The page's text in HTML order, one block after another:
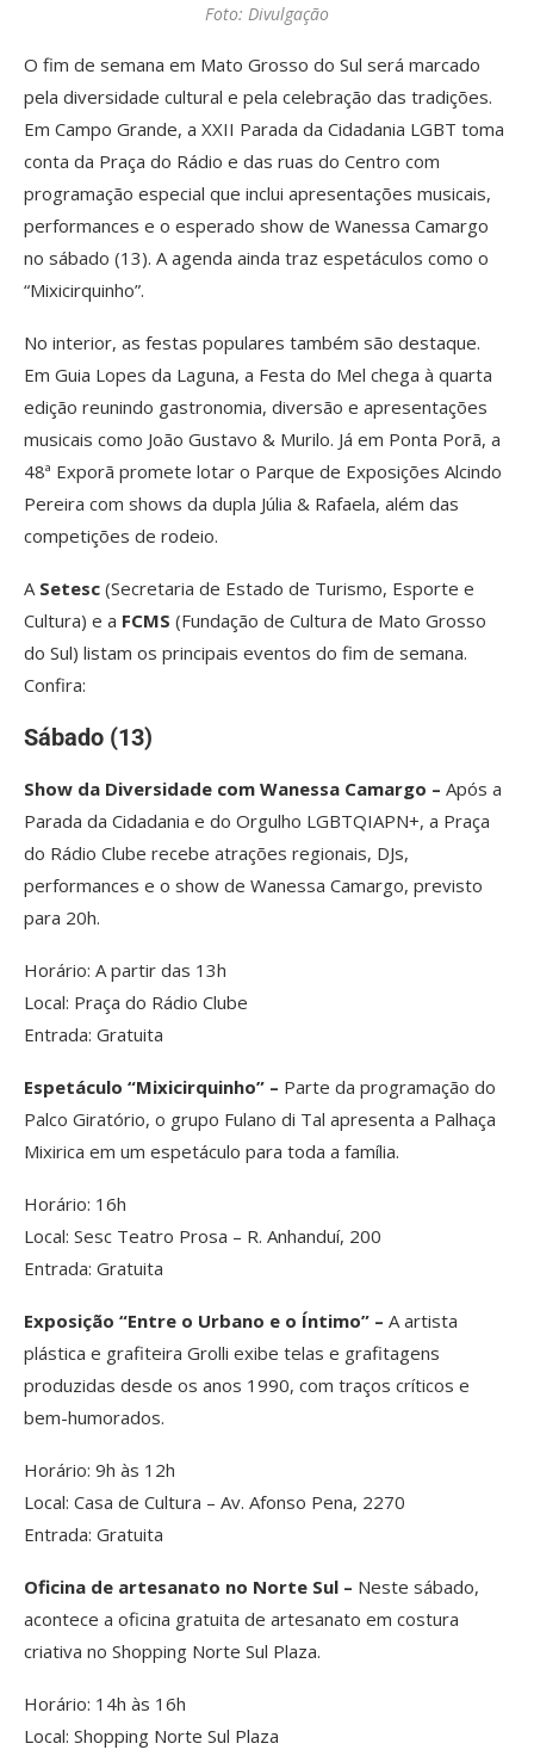
Foto: Divulgação
O fim de semana em Mato Grosso do Sul será marcado
pela diversidade cultural e pela celebração das tradições.
Em Campo Grande, a XXII Parada da Cidadania LGBT toma
conta da Praça do Rádio e das ruas do Centro com
programação especial que inclui apresentações musicais,
performances e o esperado show de Wanessa Camargo
no sábado (13). A agenda ainda traz espetáculos como o
“Mixicirquinho”.
No interior, as festas populares também são destaque.
Em Guia Lopes da Laguna, a Festa do Mel chega à quarta
edição reunindo gastronomia, diversão e apresentações
musicais como João Gustavo & Murilo. Já em Ponta Porã, a
48ª Exporã promete lotar o Parque de Exposições Alcindo
Pereira com shows da dupla Júlia & Rafaela, além das
competições de rodeio.
A Setesc (Secretaria de Estado de Turismo, Esporte e
Cultura) e a FCMS (Fundação de Cultura de Mato Grosso
do Sul) listam os principais eventos do fim de semana.
Confira:
Sábado (13)
Show da Diversidade com Wanessa Camargo – Após a
Parada da Cidadania e do Orgulho LGBTQIAPN+, a Praça
do Rádio Clube recebe atrações regionais, DJs,
performances e o show de Wanessa Camargo, previsto
para 20h.
Horário: A partir das 13h
Local: Praça do Rádio Clube
Entrada: Gratuita
Espetáculo “Mixicirquinho” – Parte da programação do
Palco Giratório, o grupo Fulano di Tal apresenta a Palhaça
Mixirica em um espetáculo para toda a família.
Horário: 16h
Local: Sesc Teatro Prosa – R. Anhanduí, 200
Entrada: Gratuita
Exposição “Entre o Urbano e o Íntimo” – A artista
plástica e grafiteira Grolli exibe telas e grafitagens
produzidas desde os anos 1990, com traços críticos e
bem-humorados.
Horário: 9h às 12h
Local: Casa de Cultura – Av. Afonso Pena, 2270
Entrada: Gratuita
Oficina de artesanato no Norte Sul – Neste sábado,
acontece a oficina gratuita de artesanato em costura
criativa no Shopping Norte Sul Plaza.
Horário: 14h às 16h
Local: Shopping Norte Sul Plaza